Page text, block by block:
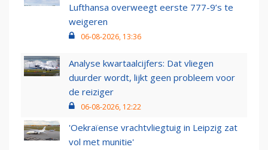
Lufthansa overweegt eerste 777-9’s te
weigeren
06-08-2026, 13:36
Analyse kwartaalcijfers: Dat vliegen
duurder wordt, lijkt geen probleem voor
de reiziger
06-08-2026, 12:22
'Oekraïense vrachtvliegtuig in Leipzig zat
vol met munitie'